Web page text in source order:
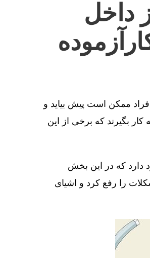
داخل
ممکن است پیش بیاید و
بگیرند که برخی از این
دارد که در این بخش
را رفع کرد و اشیای